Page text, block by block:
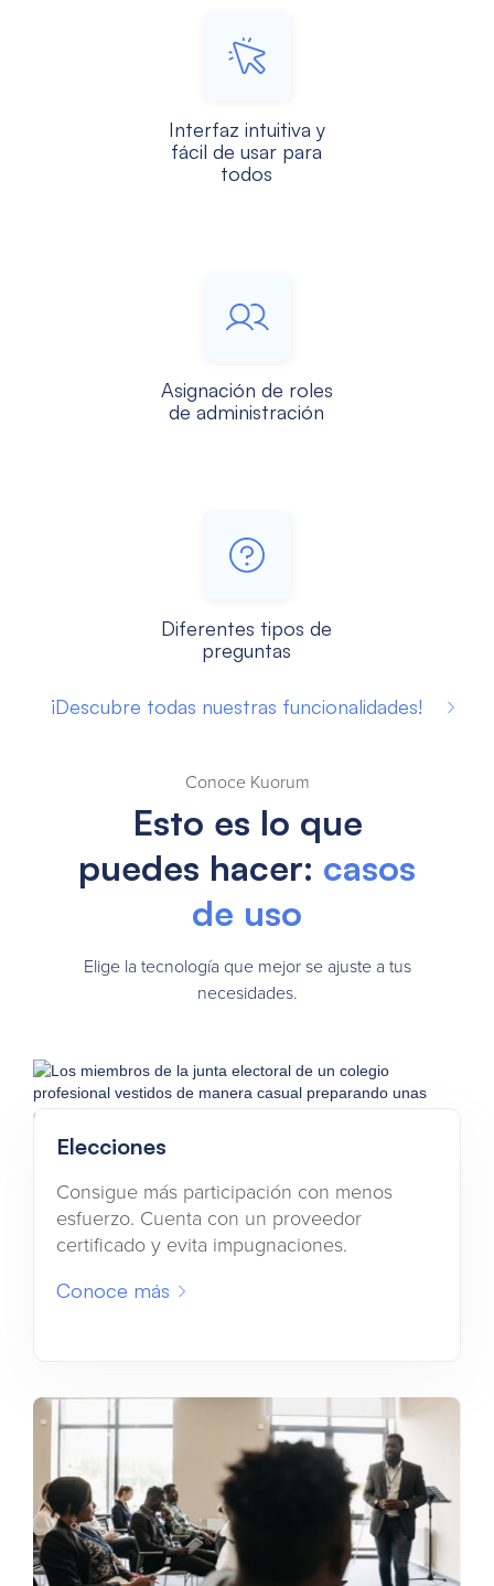
Interfaz intuitiva y
fácil de usar para
todos
Asignación de roles
de administración
Diferentes tipos de
preguntas
¡Descubre todas nuestras funcionalidades!
Conoce Kuorum
Esto es lo que
puedes hacer: casos
de uso
Elige la tecnología que mejor se ajuste a tus
necesidades.
Elecciones
Consigue más participación con menos
esfuerzo. Cuenta con un proveedor
certificado y evita impugnaciones.
Conoce más